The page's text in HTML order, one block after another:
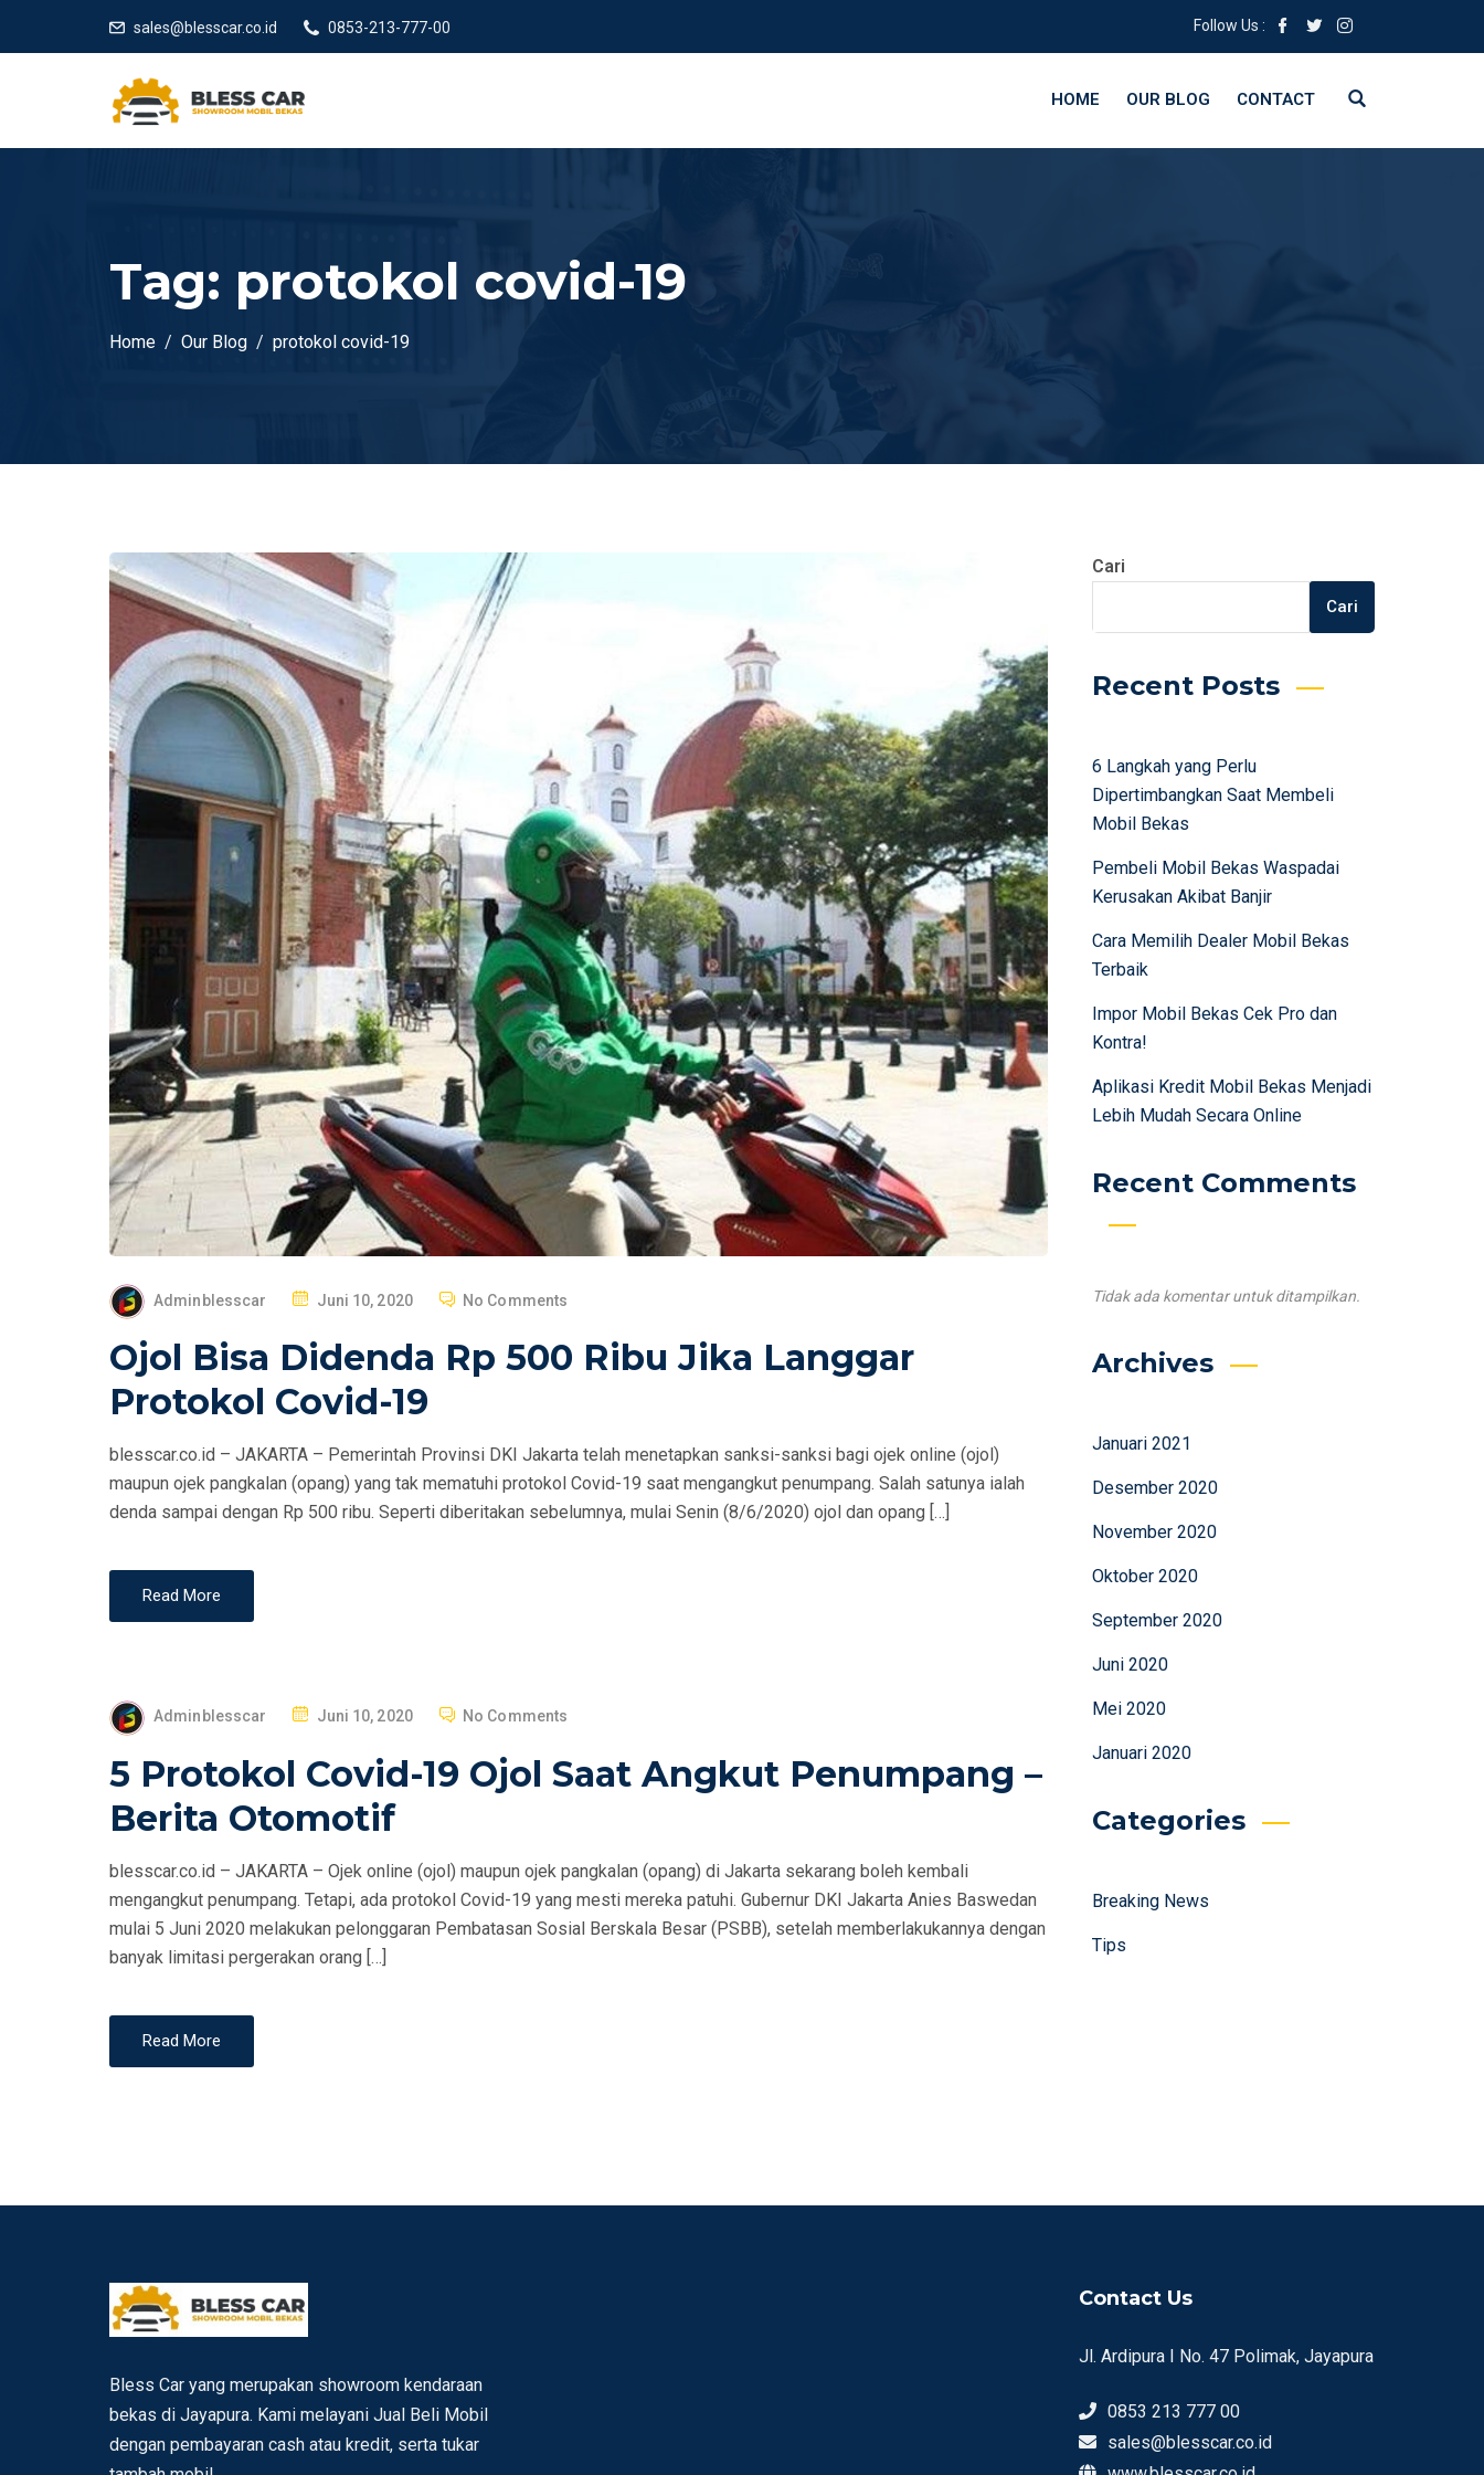
sales@blesscar.co.id 0853-213-777-00 Follow Us :
HOME OUR BLOG CONTACT
Tag: protokol covid-19
Home Our Blog protokol covid-19
Adminblesscar
S
E
Juni 10, 2020 No Comments
Ojol Bisa Didenda Rp 500 Ribu Jika Langgar
Protokol Covid-19
blesscar.co.id – JAKARTA – Pemerintah Provinsi DKI Jakarta telah menetapkan sanksi-sanksi bagi ojek online (ojol)
maupun ojek pangkalan (opang) yang tak mematuhi protokol Covid-19 saat mengangkut penumpang. Salah satunya ialah
denda sampai dengan Rp 500 ribu. Seperti diberitakan sebelumnya, mulai Senin (8/6/2020) ojol dan opang […]
Read More
Adminblesscar
S
E
Juni 10, 2020 No Comments
5 Protokol Covid-19 Ojol Saat Angkut Penumpang –
Berita Otomotif
blesscar.co.id – JAKARTA – Ojek online (ojol) maupun ojek pangkalan (opang) di Jakarta sekarang boleh kembali
mengangkut penumpang. Tetapi, ada protokol Covid-19 yang mesti mereka patuhi. Gubernur DKI Jakarta Anies Baswedan
mulai 5 Juni 2020 melakukan pelonggaran Pembatasan Sosial Berskala Besar (PSBB), setelah memberlakukannya dengan
banyak limitasi pergerakan orang […]
Read More
Cari
Cari
Recent Posts
6 Langkah yang Perlu
Dipertimbangkan Saat Membeli
Mobil Bekas
Pembeli Mobil Bekas Waspadai
Kerusakan Akibat Banjir
Cara Memilih Dealer Mobil Bekas
Terbaik
Impor Mobil Bekas Cek Pro dan
Kontra!
Aplikasi Kredit Mobil Bekas Menjadi
Lebih Mudah Secara Online
Recent Comments
Tidak ada komentar untuk ditampilkan.
Archives
Januari 2021
Desember 2020
November 2020
Oktober 2020
September 2020
Juni 2020
Mei 2020
Januari 2020
Categories
Breaking News
Tips
Bless Car yang merupakan showroom kendaraan
bekas di Jayapura. Kami melayani Jual Beli Mobil
dengan pembayaran cash atau kredit, serta tukar
Contact Us
Jl. Ardipura I No. 47 Polimak, Jayapura
0853 213 777 00
sales@blesscar.co.id